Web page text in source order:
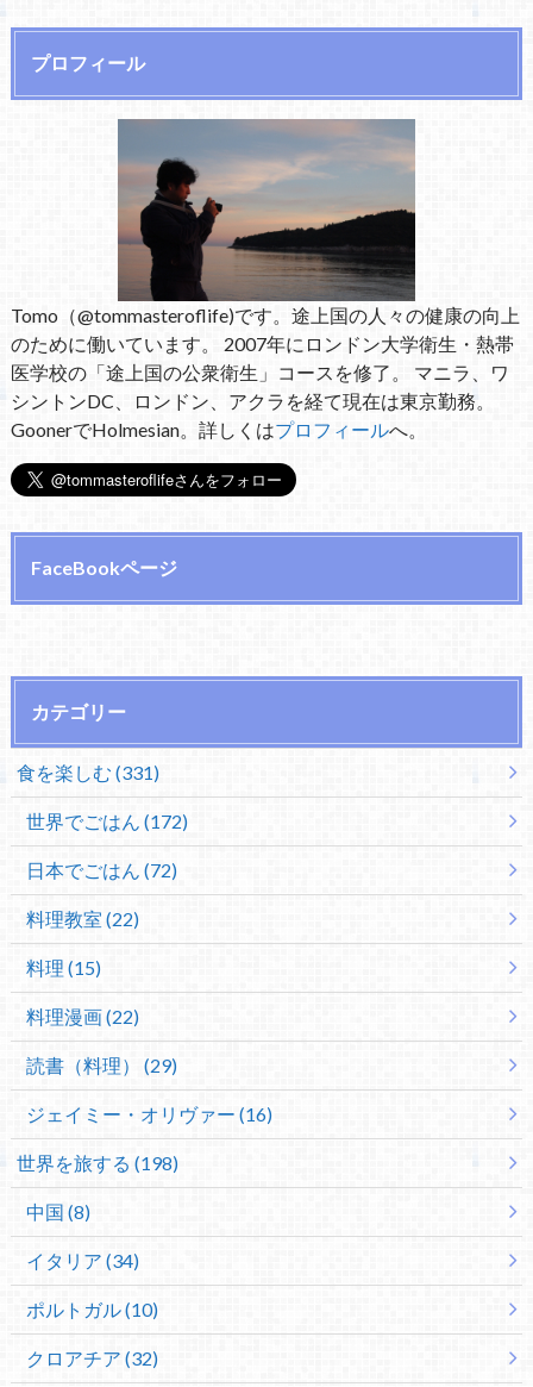
プロフィール
Tomo（@tommasteroflife)です。途上国の人々の健康の向上
のために働いています。 2007年にロンドン大学衛生・熱帯
医学校の「途上国の公衆衛生」コースを修了。 マニラ、ワ
シントンDC、ロンドン、アクラを経て現在は東京勤務。
GoonerでHolmesian。詳しくはプロフィールへ。
FaceBookページ
カテゴリー
食を楽しむ (331)
世界でごはん (172)
日本でごはん (72)
料理教室 (22)
料理 (15)
料理漫画 (22)
読書（料理） (29)
ジェイミー・オリヴァー (16)
世界を旅する (198)
中国 (8)
イタリア (34)
ポルトガル (10)
クロアチア (32)